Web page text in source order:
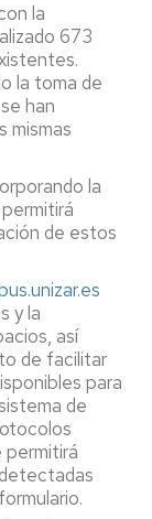
la
673
la toma de
han
mismas
la
de estos
y la
así
de facilitar
para
de